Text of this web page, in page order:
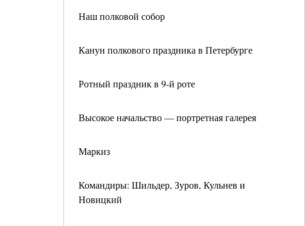
Наш полковой собор
Канун полкового праздника в Петербурге
Ротный праздник в 9-й роте
Высокое начальство — портретная галерея
Маркиз
Командиры: Шильдер, Зуров, Кульнев и
Новицкий